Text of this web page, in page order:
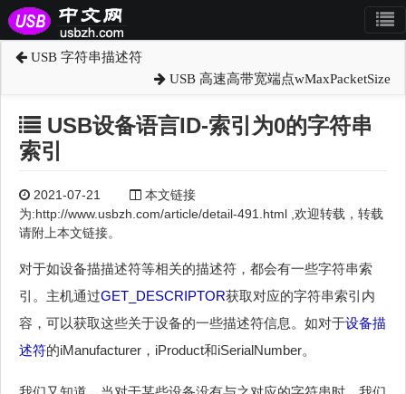
USB 字符串描述符
USB 高速高带宽端点wMaxPacketSize
USB设备语言ID-索引为0的字符串
索引
2021-07-21
本文链接
为:http://www.usbzh.com/article/detail-491.html ,欢迎转载，转载
请附上本文链接。
对于如设备描描述符等相关的描述符，都会有一些字符串索
引。主机通过GET_DESCRIPTOR获取对应的字符串索引内
容，可以获取这些关于设备的一些描述符信息。如对于设备描
述符的iManufacturer，iProduct和iSerialNumber。